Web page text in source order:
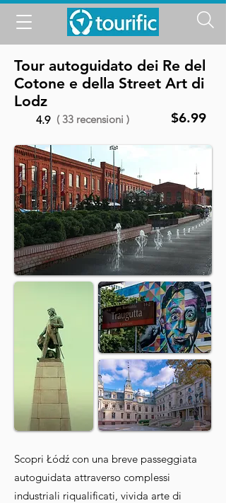
Tour autoguidato dei Re del
Cotone e della Street Art di
Lodz
4.9 ( 33 recensioni ) $6.99
Scopri Łódź con una breve passeggiata
autoguidata attraverso complessi
industriali riqualificati, vivida arte di